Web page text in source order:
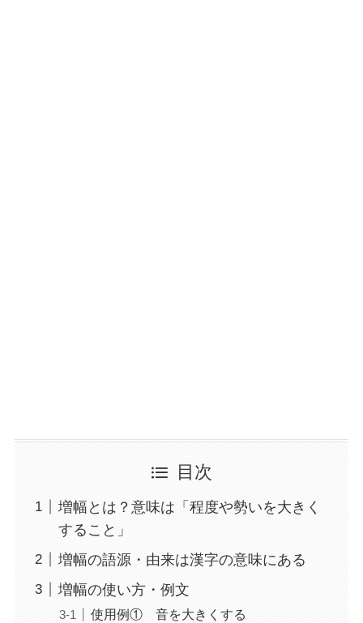
目次
増幅とは？意味は「程度や勢いを大きく
すること」
増幅の語源・由来は漢字の意味にある
増幅の使い方・例文
使用例① 音を大きくする